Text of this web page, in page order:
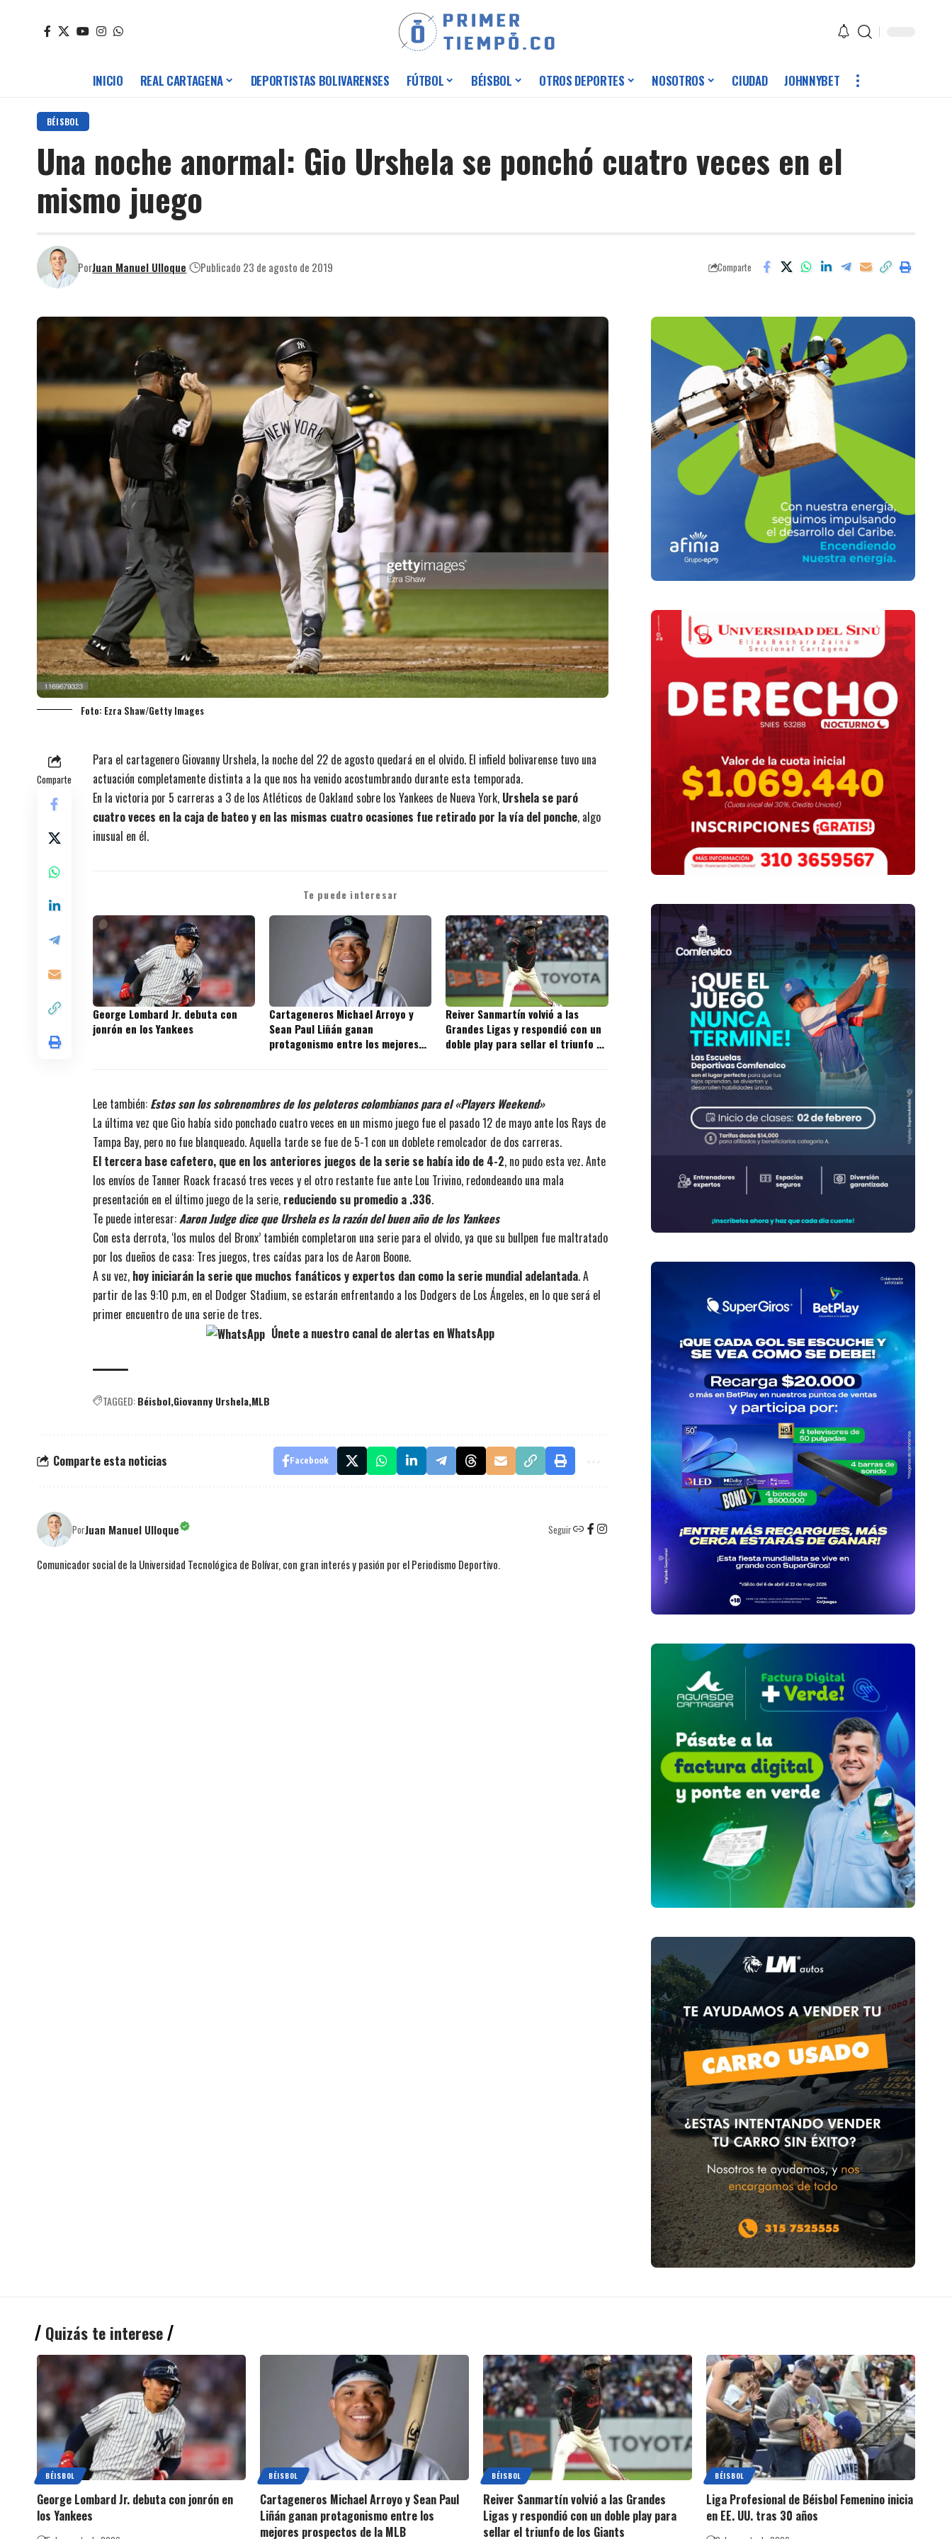
INICIO REAL CARTAGENA DEPORTISTAS BOLIVARENSES FÚTBOL BÉISBOL OTROS DEPORTES NOSOTROS CIUDAD JOHNNYBET
BÉISBOL
Una noche anormal: Gio Urshela se ponchó cuatro veces en el
mismo juego
PorJuan Manuel Ulloque Publicado 23 de agosto de 2019 Comparte
Foto: Ezra Shaw/Getty Images
Comparte
Para el cartagenero Giovanny Urshela, la noche del 22 de agosto quedará en el olvido. El infield bolivarense tuvo una
actuación completamente distinta a la que nos ha venido acostumbrando durante esta temporada.
En la victoria por 5 carreras a 3 de los Atléticos de Oakland sobre los Yankees de Nueva York, Urshela se paró
cuatro veces en la caja de bateo y en las mismas cuatro ocasiones fue retirado por la vía del ponche, algo
inusual en él.
Te puede interesar
George Lombard Jr. debuta con
jonrón en los Yankees
Cartageneros Michael Arroyo y
Sean Paul Liñán ganan
protagonismo entre los mejores
Reiver Sanmartín volvió a las
Grandes Ligas y respondió con un
doble play para sellar el triunfo de
Lee también: Estos son los sobrenombres de los peloteros colombianos para el «Players Weekend»
La última vez que Gio había sido ponchado cuatro veces en un mismo juego fue el pasado 12 de mayo ante los Rays de
Tampa Bay, pero no fue blanqueado. Aquella tarde se fue de 5-1 con un doblete remolcador de dos carreras.
El tercera base cafetero, que en los anteriores juegos de la serie se había ido de 4-2, no pudo esta vez. Ante
los envíos de Tanner Roack fracasó tres veces y el otro restante fue ante Lou Trivino, redondeando una mala
presentación en el último juego de la serie, reduciendo su promedio a .336.
Te puede interesar: Aaron Judge dice que Urshela es la razón del buen año de los Yankees
Con esta derrota, ‘los mulos del Bronx’ también completaron una serie para el olvido, ya que su bullpen fue maltratado
por los dueños de casa: Tres juegos, tres caídas para los de Aaron Boone.
A su vez, hoy iniciarán la serie que muchos fanáticos y expertos dan como la serie mundial adelantada. A
partir de las 9:10 p.m, en el Dodger Stadium, se estarán enfrentando a los Dodgers de Los Ángeles, en lo que será el
primer encuentro de una serie de tres.
Únete a nuestro canal de alertas en WhatsApp
TAGGED:Béisbol Giovanny Urshela MLB
Comparte esta noticias Facebook
PorJuan Manuel Ulloque Seguir
Comunicador social de la Universidad Tecnológica de Bolívar, con gran interés y pasión por el Periodismo Deportivo.
Quizás te interese
BÉISBOL
George Lombard Jr. debuta con jonrón en
los Yankees
BÉISBOL
Cartageneros Michael Arroyo y Sean Paul
Liñán ganan protagonismo entre los
mejores prospectos de la MLB
BÉISBOL
Reiver Sanmartín volvió a las Grandes
Ligas y respondió con un doble play para
sellar el triunfo de los Giants
BÉISBOL
Liga Profesional de Béisbol Femenino inicia
en EE. UU. tras 30 años